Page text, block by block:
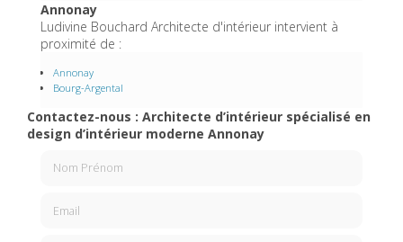
Annonay
Ludivine Bouchard Architecte d'intérieur intervient à
proximité de :
Annonay
Bourg-Argental
Contactez-nous : Architecte d’intérieur spécialisé en
design d’intérieur moderne Annonay